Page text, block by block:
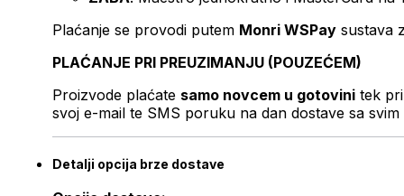
Plaćanje se provodi putem Monri WSPay sustava
PLAĆANJE PRI PREUZIMANJU (POUZEĆEM)
Proizvode plaćate samo novcem u gotovini tek
svoj e-mail te SMS poruku na dan dostave sa svim
Detalji opcija brze dostave